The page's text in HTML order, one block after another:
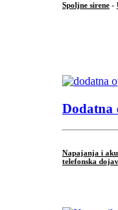
Spoljne sirene -
Dodatna
Napajanja i
telefonska